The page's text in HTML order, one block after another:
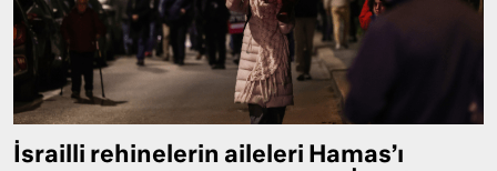
İsrailli rehinelerin aileleri Hamas’ı